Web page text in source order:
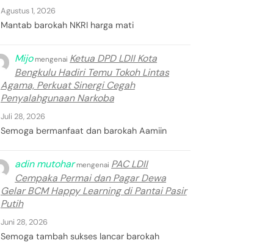
Agustus 1, 2026
Mantab barokah NKRI harga mati
Mijomengenai Ketua DPD LDII Kota
Bengkulu Hadiri Temu Tokoh Lintas
Agama, Perkuat Sinergi Cegah
Penyalahgunaan Narkoba
Juli 28, 2026
Semoga bermanfaat dan barokah Aamiin
adin mutoharmengenai PAC LDII
Cempaka Permai dan Pagar Dewa
Gelar BCM Happy Learning di Pantai Pasir
Putih
Juni 28, 2026
Semoga tambah sukses lancar barokah